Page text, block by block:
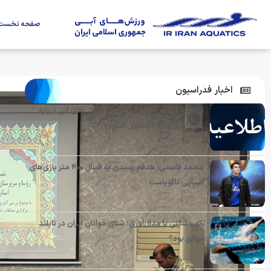
صفحه
اخبار فدراسیون
اطلاعیه کمیته بانوان فدراسیون ورزش‌های آبی درباره
رکوردگیری ویژه داوطلبان کنکور
محمد قاسمی: هدفم رسیدن به فینال ۴۰۰ متر بازی‌های
آسیایی ناگویاست
رکوردشکنی یا مدال‌آوری؛ شنای جوانان ایران در تایلند
موفق بود؟